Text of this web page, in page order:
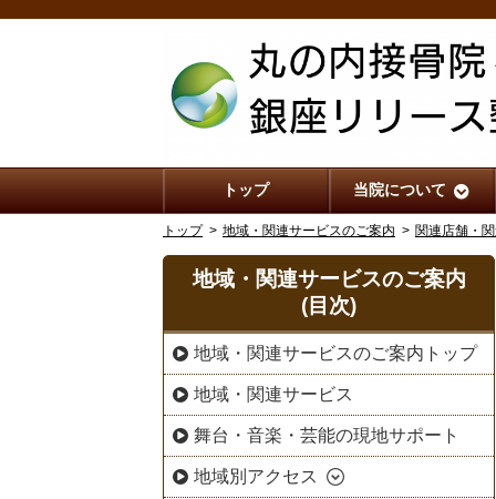
トップ 当院について
トップ 地域・関連サービスのご案内 関連店舗・
地域・関連サービスのご案内
(目次)
地域・関連サービスのご案内トップ
地域・関連サービス
舞台・音楽・芸能の現地サポート
地域別アクセス